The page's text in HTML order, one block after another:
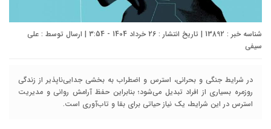
شناسه خبر : 13892 | تاریخ انتشار : 26 خرداد 1404 - 3:54 | ارسال توسط :
علی
سیفی
در شرایط جنگی و بحرانی، استرس و اضطراب به بخشی جدایی‌ناپذیر از زندگی
روزمره بسیاری از افراد تبدیل می‌شود؛ بنابراین حفظ آرامش روانی و مدیریت
استرس در این شرایط، یک نیاز حیاتی برای بقا و تاب‌آوری است.